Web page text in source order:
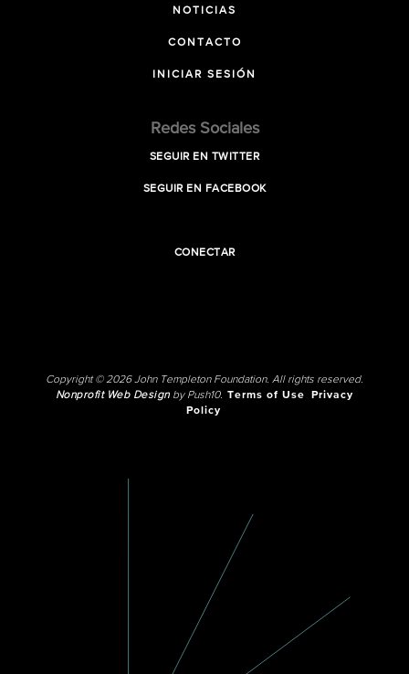
NOTICIAS
CONTACTO
INICIAR SESIÓN
Redes Sociales
SEGUIR EN TWITTER
SEGUIR EN FACEBOOK
CONECTAR
Copyright © 2026 John Templeton Foundation. All rights reserved.
Nonprofit Web Designby Push10. Terms of Use
Privacy
Policy